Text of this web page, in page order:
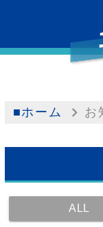
■ホーム お
ALL